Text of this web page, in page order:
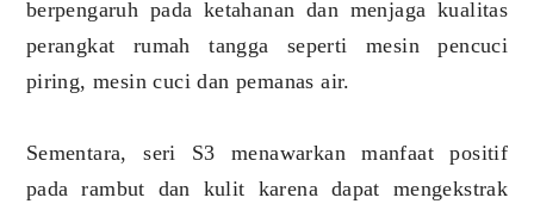
berpengaruh pada ketahanan dan menjaga kualitas
perangkat rumah tangga seperti mesin pencuci
piring, mesin cuci dan pemanas air.
Sementara, seri S3 menawarkan manfaat positif
pada rambut dan kulit karena dapat mengekstrak